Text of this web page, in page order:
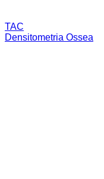
TAC
Densitometria Ossea